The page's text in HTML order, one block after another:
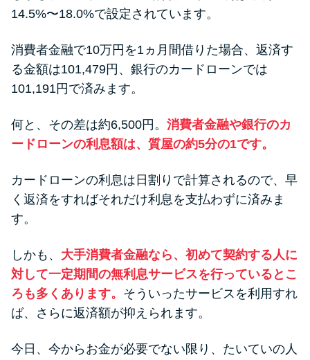
14.5%〜18.0%で設定されています。
消費者金融で10万円を1ヵ月間借りた場合、返済す
る金額は101,479円、銀行のカードローンでは
101,191円で済みます。
何と、その差は約6,500円。 消費者金融や銀行のカ
ードローンの利息額は、質屋の約5分の1です。
カードローンの利息は日割りで計算されるので、早
く返済をすればそれだけ利息を支払わずに済みま
す。
しかも、 大手消費者金融なら、初めて契約する人に
対して一定期間の無利息サービスを行っているとこ
ろも多くあります。 そういったサービスを利用すれ
ば、さらに返済額が抑えられます。
今日、今からお金が必要でない限り、たいていの人